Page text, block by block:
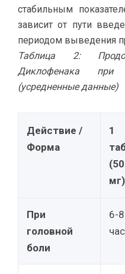
стабильным
зависит от пути
периодом выведения
Таблица 2:
Диклофенака при
(усредненные данные)
Действие /
Форма
1
(50
мг)
При
головной
боли
6-8